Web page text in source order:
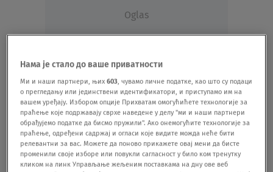
Oglas
Ivanuša: Kako vakcina nije isprobana kad
je dato već šest milijardi doza
DRUŠTVO21.09.21.
Ivanuša: Srbija među pet vodećih zemalja
u Evropi po broju novoobolelih
DRUŠTVO08.09.21.
Нама је стало до ваше приватности
Ми и наши партнери, њих603, чувамо личне податке, као што су подаци
о прегледању или јединствени идентификатори, и приступамо им на
вашем уређају. Избором опције Прихватам омогућићете технологије за
праћење које подржавају сврхе наведене у делу "ми и наши партнери
обрађујемо податке да бисмо пружили". Ако онемогућите технологије за
праћење, одређени садржај и огласи које видите можда неће бити
релевантни за вас. Можете да поново прикажете овај мени да бисте
променили своје изборе или повукли сагласност у било ком тренутку
кликом на линк Управљање жељеним поставкама на дну ове веб